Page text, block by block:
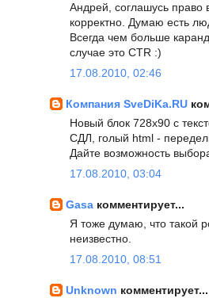
Андрей, соглашусь право
корректно. Думаю есть
Всегда чем больше
случае это CTR :)
17.08.2010, 02:46
Компания SveDiKa.RU
Новый блок 728х90 с
СДЛ, голый html -
Дайте возможность
17.08.2010, 03:04
Gasa комментирует...
Я тоже думаю, что такой
неизвестно.
17.08.2010, 08:51
Unknown комментирует...